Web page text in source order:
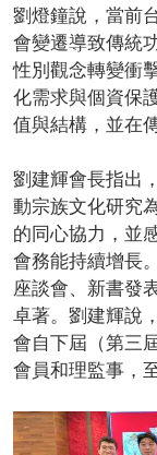
劉燈鐘說，當前
會變遷導致傳統
性別觀念轉變衝
化需求與個資保
值與結構，並在
劉建輝會長指出
動宗族文化研究
的同心協力，並
會務能持續增長
座談會、新書發
卓著。劉建輝說
會自下屆（第三
會員和理監事，